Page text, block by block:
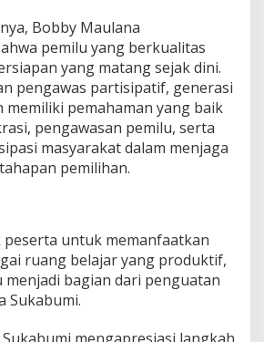
e
m
o
k
r
a
s
Bobby Maulana
pemilu yang berkualitas
yang matang sejak dini.
pengawas partisipatif, generasi
memiliki pemahaman yang baik
pengawasan pemilu, serta
masyarakat dalam menjaga
pemilihan.
peserta untuk memanfaatkan
ruang belajar yang produktif,
menjadi bagian dari penguatan
Sukabumi.
mengapresiasi langkah